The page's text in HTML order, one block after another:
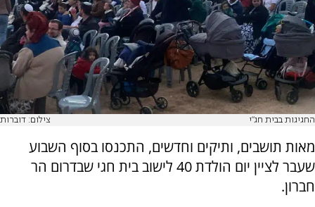
החגיגות בבית חג"י צילום: דוברות
מאות תושבים, ותיקים וחדשים, התכנסו בסוף השבוע
שעבר לציין יום הולדת 40 לישוב בית חגי שבדרום הר
חברון.